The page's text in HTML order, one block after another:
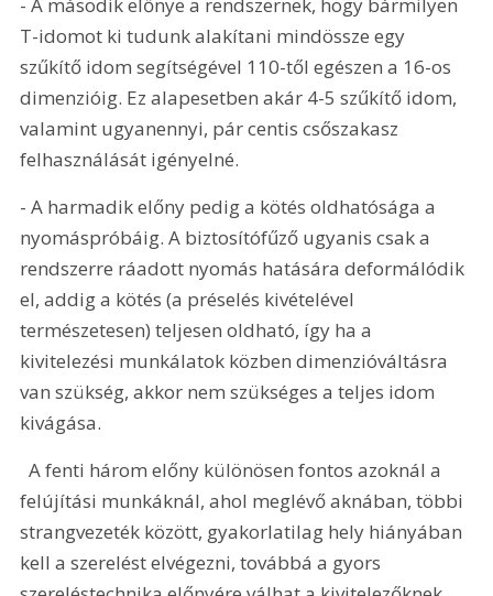
T-idomot ki tudunk alakítani mindössze egy
szűkítő idom segítségével 110-től egészen a 16-os
dimenzióig. Ez alapesetben akár 4-5 szűkítő idom,
valamint ugyanennyi, pár centis csőszakasz
felhasználását igényelné.
- A harmadik előny pedig a kötés oldhatósága a
nyomáspróbáig. A biztosítófűző ugyanis csak a
rendszerre ráadott nyomás hatására deformálódik
el, addig a kötés (a préselés kivételével
természetesen) teljesen oldható, így ha a
kivitelezési munkálatok közben dimenzióváltásra
van szükség, akkor nem szükséges a teljes idom
kivágása.
A fenti három előny különösen fontos azoknál a
felújítási munkáknál, ahol meglévő aknában, többi
strangvezeték között, gyakorlatilag hely hiányában
kell a szerelést elvégezni, továbbá a gyors